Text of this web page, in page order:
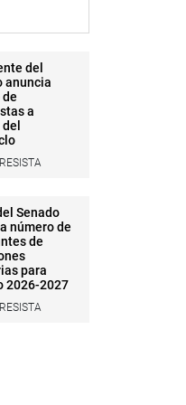
del
anuncia
de
a
Senado
número de
de
para
2026-2027